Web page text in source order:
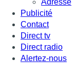
Publicité
Contact
Direct tv
Direct radio
Alertez-nous